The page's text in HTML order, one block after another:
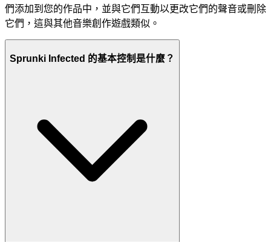
們添加到您的作品中，並與它們互動以更改它們的聲音或刪除
它們，這與其他音樂創作遊戲類似。
Sprunki Infected 的基本控制是什麼？